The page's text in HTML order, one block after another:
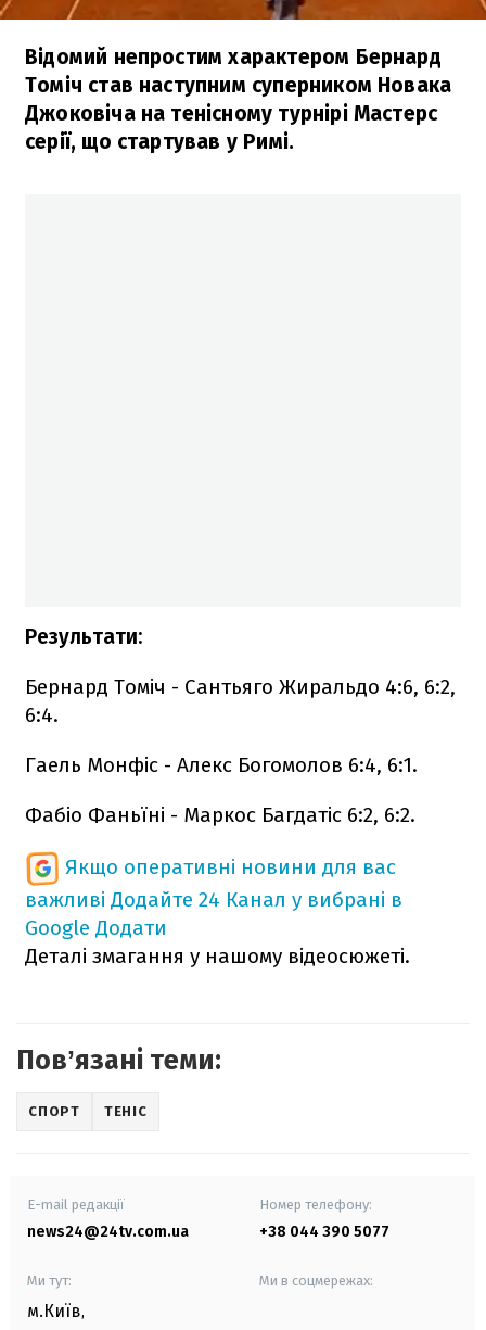
Відомий непростим характером Бернард
Томіч став наступним суперником Новака
Джоковіча на тенісному турнірі Мастерс
серії, що стартував у Римі.
Результати:
Бернард Томіч - Сантьяго Жиральдо 4:6, 6:2,
6:4.
Гаель Монфіс - Алекс Богомолов 6:4, 6:1.
Фабіо Фаньїні - Маркос Багдатіс 6:2, 6:2.
Якщо оперативні новини для вас
важливі Додайте 24 Канал у вибрані в
Google Додати
Деталі змагання у нашому відеосюжеті.
Повʼязані теми:
СПОРТ ТЕНІС
E-mail редакції
news24@24tv.com.ua
Номер телефону:
+38 044 390 5077
Ми тут:
м.Київ,
Ми в соцмережах: